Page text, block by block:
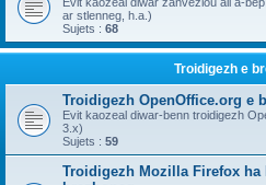
ar stlenneg, h.a.)
Sujets : 68
Troidigezh e
Troidigezh OpenOffice.org e
Evit kaozeal diwar-benn troidigezh
3.x)
Sujets : 59
Troidigezh Mozilla Firefox